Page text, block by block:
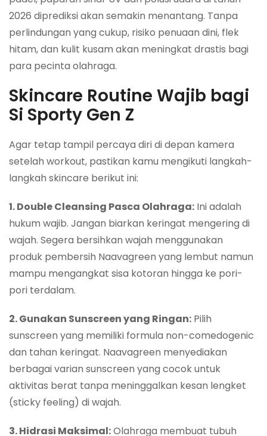
2026 diprediksi akan semakin menantang. Tanpa
perlindungan yang cukup, risiko penuaan dini, flek
hitam, dan kulit kusam akan meningkat drastis bagi
para pecinta olahraga.
Skincare Routine Wajib bagi
Si Sporty Gen Z
Agar tetap tampil percaya diri di depan kamera
setelah workout, pastikan kamu mengikuti langkah-
langkah skincare berikut ini:
1. Double Cleansing Pasca Olahraga: Ini adalah
hukum wajib. Jangan biarkan keringat mengering di
wajah. Segera bersihkan wajah menggunakan
produk pembersih Naavagreen yang lembut namun
mampu mengangkat sisa kotoran hingga ke pori-
pori terdalam.
2. Gunakan Sunscreen yang Ringan: Pilih
sunscreen yang memiliki formula non-comedogenic
dan tahan keringat. Naavagreen menyediakan
berbagai varian sunscreen yang cocok untuk
aktivitas berat tanpa meninggalkan kesan lengket
(sticky feeling) di wajah.
3. Hidrasi Maksimal:Olahraga membuat tubuh